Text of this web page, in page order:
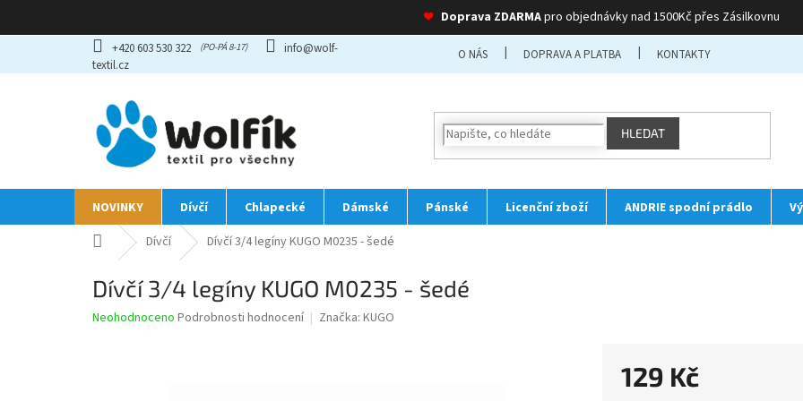
❤ Doprava ZDARMApro objednávky nad 1500Kč přes Zásilkovnu
obsah
+420 603 530 322
info@wolf-
textil.cz
O NÁS DOPRAVA A PLATBA KONTAKTY
HLEDAT
NOVINKY Dívčí Chlapecké Dámské Pánské Licenční zboží ANDRIE spodní prádlo
Domů Dívčí Dívčí 3/4 legíny KUGO M0235 - šedé
Dívčí 3/4 legíny KUGO M0235 - šedé
Průměrné
Neohodnoceno Podrobnosti hodnocení Značka: KUGO
129 Kč